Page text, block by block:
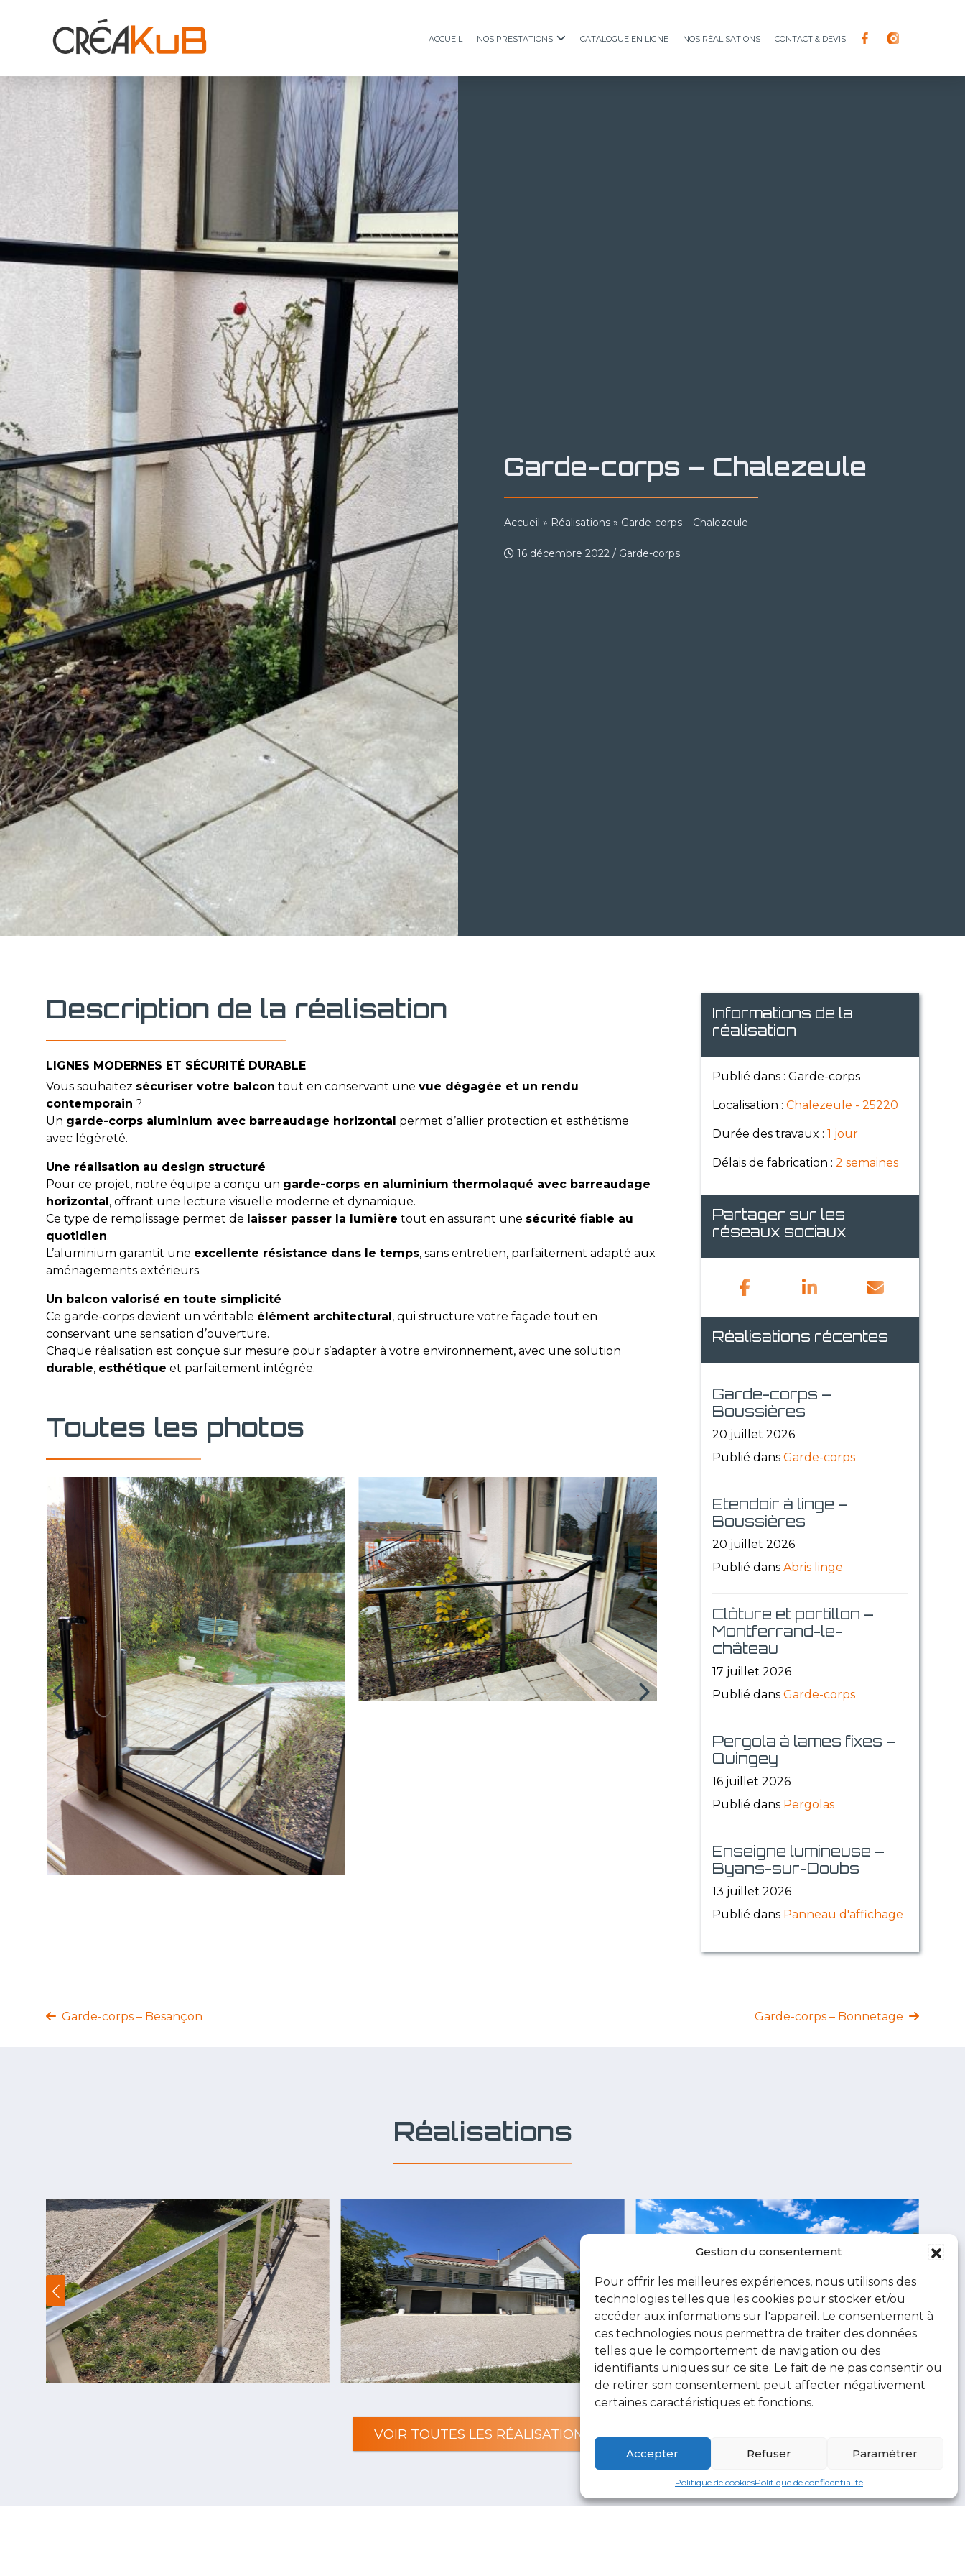
Gestion du consentement
Pour offrir les meilleures expériences, nous utilisons des
technologies telles que les cookies pour stocker et/ou
accéder aux informations sur l'appareil. Le consentement à
ces technologies nous permettra de traiter des données
telles que le comportement de navigation ou des
identifiants uniques sur ce site. Le fait de ne pas consentir ou
de retirer son consentement peut affecter négativement
certaines caractéristiques et fonctions.
Accepter Refuser Paramétrer
Politique de cookiesPolitique de confidentialité
Accueil Nos prestations Catalogue en ligne Nos réalisations Contact & devis
Garde-corps – Chalezeule
Accueil » Réalisations » Garde-corps – Chalezeule
16 décembre 2022/ Garde-corps
Description de la réalisation
LIGNES MODERNES ET SÉCURITÉ DURABLE
Vous souhaitez sécuriser votre balcon tout en conservant une vue dégagée et un rendu
contemporain ?
Un garde-corps aluminium avec barreaudage horizontal permet d’allier protection et esthétisme
avec légèreté.
Une réalisation au design structuré
Pour ce projet, notre équipe a conçu un garde-corps en aluminium thermolaqué avec barreaudage
horizontal, offrant une lecture visuelle moderne et dynamique.
Ce type de remplissage permet de laisser passer la lumière tout en assurant une sécurité fiable au
quotidien.
L’aluminium garantit une excellente résistance dans le temps, sans entretien, parfaitement adapté aux
aménagements extérieurs.
Un balcon valorisé en toute simplicité
Ce garde-corps devient un véritable élément architectural, qui structure votre façade tout en
conservant une sensation d’ouverture.
Chaque réalisation est conçue sur mesure pour s’adapter à votre environnement, avec une solution
durable, esthétique et parfaitement intégrée.
Toutes les photos
Informations de la
réalisation
Publié dans : Garde-corps
Localisation : Chalezeule - 25220
Durée des travaux : 1 jour
Délais de fabrication : 2 semaines
Partager sur les
réseaux sociaux
Réalisations récentes
Garde-corps –
Boussières
20 juillet 2026
Publié dans Garde-corps
Etendoir à linge –
Boussières
20 juillet 2026
Publié dans Abris linge
Clôture et portillon –
Montferrand-le-
château
17 juillet 2026
Publié dans Garde-corps
Pergola à lames fixes –
Quingey
16 juillet 2026
Publié dans Pergolas
Enseigne lumineuse –
Byans-sur-Doubs
13 juillet 2026
Publié dans Panneau d'affichage
Garde-corps – Besançon Garde-corps – Bonnetage
Réalisations
VOIR TOUTES LES RÉALISATIONS